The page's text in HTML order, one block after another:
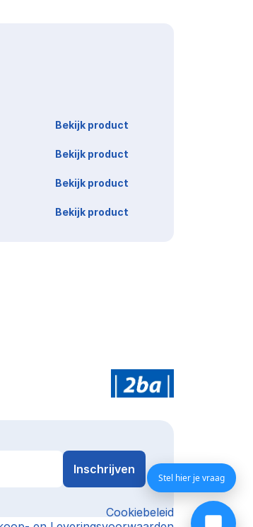
Bekijk product
Bekijk product
Bekijk product
Bekijk product
Cookiebeleid
Stel hier je vraag